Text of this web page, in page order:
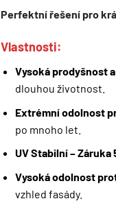
Perfektní řešení pro
Vlastnosti:
Vysoká prodyšnost
dlouhou životnost.
Extrémní odolnost
po mnoho let.
UV Stabilní – Záruka
Vysoká odolnost
vzhled fasády.